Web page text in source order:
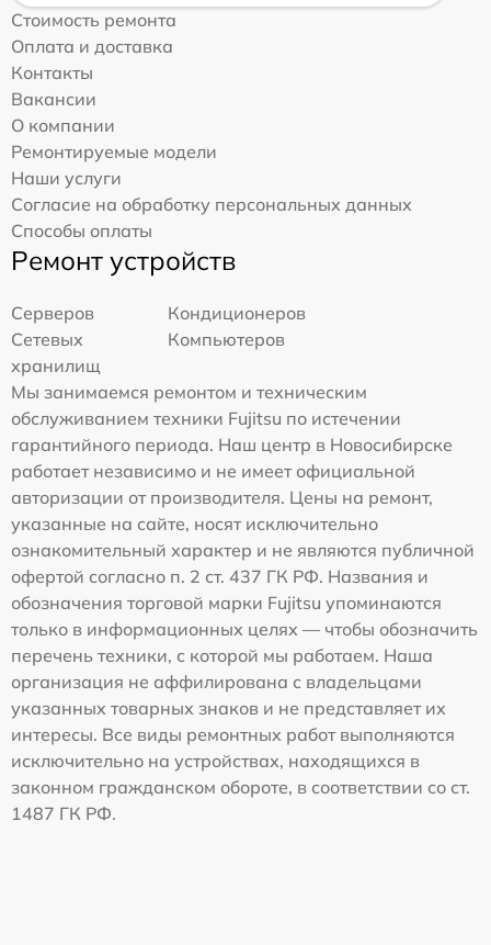
Стоимость ремонта
Оплата и доставка
Контакты
Вакансии
О компании
Ремонтируемые модели
Наши услуги
Согласие на обработку персональных данных
Способы оплаты
Ремонт устройств
Серверов
Кондиционеров
Сетевых
хранилищ
Компьютеров
Мы занимаемся ремонтом и техническим
обслуживанием техники Fujitsu по истечении
гарантийного периода. Наш центр в Новосибирске
работает независимо и не имеет официальной
авторизации от производителя. Цены на ремонт,
указанные на сайте, носят исключительно
ознакомительный характер и не являются публичной
офертой согласно п. 2 ст. 437 ГК РФ. Названия и
обозначения торговой марки Fujitsu упоминаются
только в информационных целях — чтобы обозначить
перечень техники, с которой мы работаем. Наша
организация не аффилирована с владельцами
указанных товарных знаков и не представляет их
интересы. Все виды ремонтных работ выполняются
исключительно на устройствах, находящихся в
законном гражданском обороте, в соответствии со ст.
1487 ГК РФ.